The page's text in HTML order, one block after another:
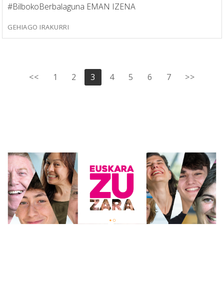
#BilbokoBerbalaguna EMAN IZENA
GEHIAGO IRAKURRI
Posts
<< 1 2 3 4 5 6 7 >>